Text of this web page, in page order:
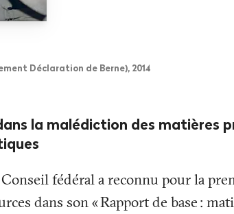
Déclaration de Berne), 2014
la malédiction des matières
fédéral a reconnu pour la
dans son «Rapport de base: